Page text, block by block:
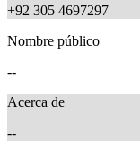
+92 305 4697297
Nombre público
--
Acerca de
--